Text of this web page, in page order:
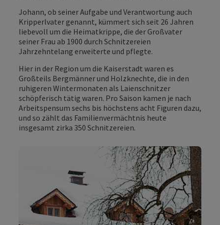
Johann, ob seiner Aufgabe und Verantwortung auch
Kripperlvater genannt, kümmert sich seit 26 Jahren
liebevoll um die Heimatkrippe, die der Großvater
seiner Frau ab 1900 durch Schnitzereien
Jahrzehntelang erweiterte und pflegte.
Hier in der Region um die Kaiserstadt waren es
Großteils Bergmänner und Holzknechte, die in den
ruhigeren Wintermonaten als Laienschnitzer
schöpferisch tätig waren. Pro Saison kamen je nach
Arbeitspensum sechs bis höchstens acht Figuren dazu,
und so zählt das Familienvermächtnis heute
insgesamt zirka 350 Schnitzereien.